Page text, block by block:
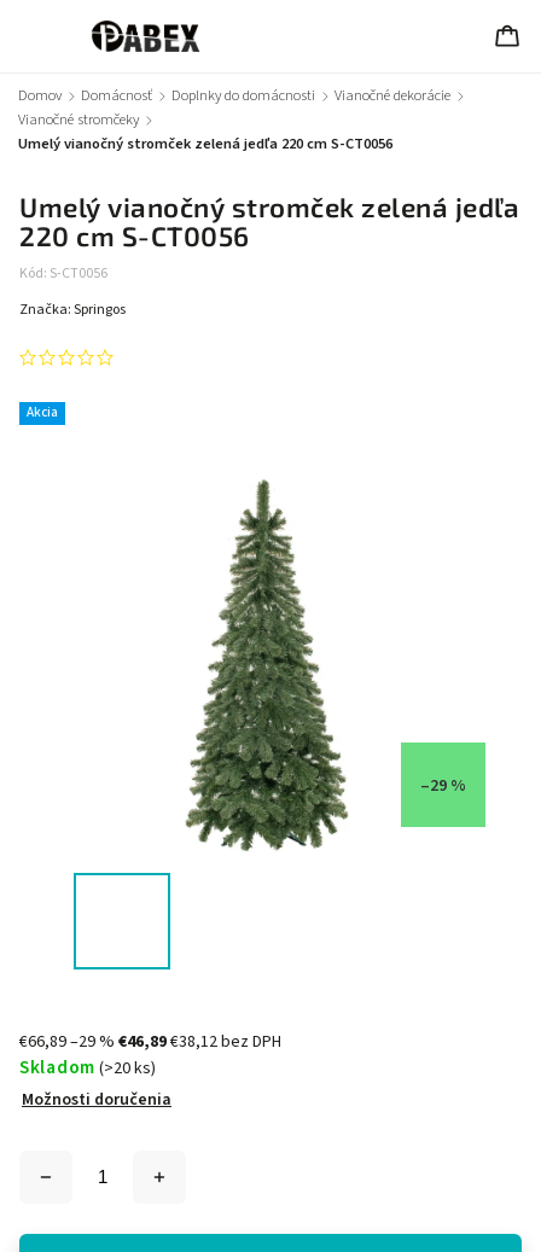
Domov / Domácnosť / Doplnky do domácnosti / Vianočné dekorácie /
Vianočné stromčeky /
Umelý vianočný stromček zelená jedľa 220 cm S-CT0056
Umelý vianočný stromček zelená jedľa
220 cm S-CT0056
Kód: S-CT0056
Akcia
Značka:Springos
–29 %
€66,89–29 % €46,89€38,12 bez DPH
Skladom (>20 ks)
Možnosti doručenia